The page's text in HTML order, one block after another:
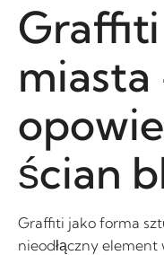
Graffiti
miasta
ścian
Graffiti jako forma
nieodłączny